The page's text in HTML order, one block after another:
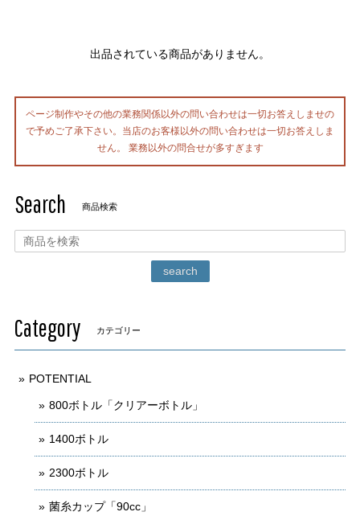
出品されている商品がありません。
ページ制作やその他の業務関係以外の問い合わせは一切お答えしませの
で予めご了承下さい。当店のお客様以外の問い合わせは一切お答えしま
せん。 業務以外の問合せが多すぎます
Search 商品検索
search
Category カテゴリー
POTENTIAL
800ボトル「クリアーボトル」
1400ボトル
2300ボトル
菌糸カップ「90cc」